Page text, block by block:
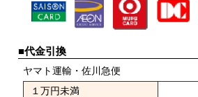
■代金引換
ヤマト運輸・佐川急便
１万円未満